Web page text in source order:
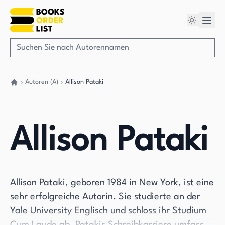
Autoren (A) Allison Pataki
Allison Pataki
Allison Pataki, geboren 1984 in New York, ist eine
sehr erfolgreiche Autorin. Sie studierte an der
Yale University Englisch und schloss ihr Studium